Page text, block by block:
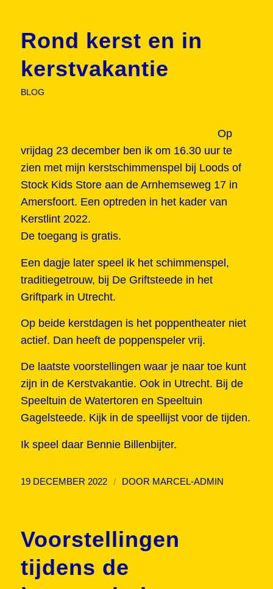
Rond kerst en in
kerstvakantie
BLOG
Op
vrijdag 23 december ben ik om 16.30 uur te
zien met mijn kerstschimmenspel bij Loods of
Stock Kids Store aan de Arnhemseweg 17 in
Amersfoort. Een optreden in het kader van
Kerstlint 2022.
De toegang is gratis.
Een dagje later speel ik het schimmenspel,
traditiegetrouw, bij De Griftsteede in het
Griftpark in Utrecht.
Op beide kerstdagen is het poppentheater niet
actief. Dan heeft de poppenspeler vrij.
De laatste voorstellingen waar je naar toe kunt
zijn in de Kerstvakantie. Ook in Utrecht. Bij de
Speeltuin de Watertoren en Speeltuin
Gagelsteede. Kijk in de speellijst voor de tijden.
Ik speel daar Bennie Billenbijter.
19 DECEMBER 2022 / DOOR MARCEL-ADMIN
Voorstellingen
tijdens de